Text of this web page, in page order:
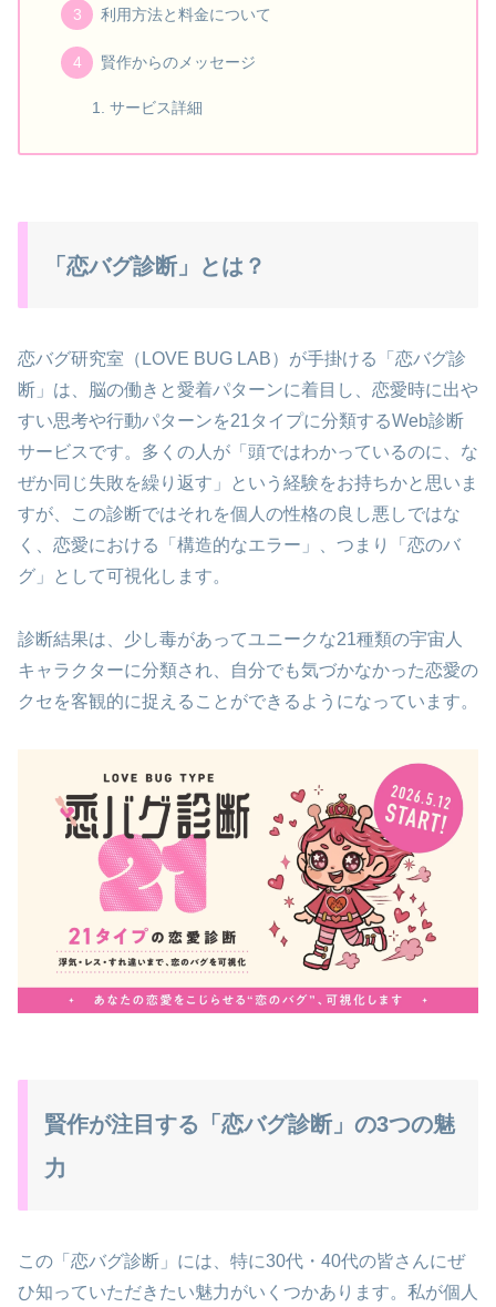
利用方法と料金について
賢作からのメッセージ
サービス詳細
「恋バグ診断」とは？
恋バグ研究室（LOVE BUG LAB）が手掛ける「恋バグ診
断」は、脳の働きと愛着パターンに着目し、恋愛時に出や
すい思考や行動パターンを21タイプに分類するWeb診断
サービスです。多くの人が「頭ではわかっているのに、な
ぜか同じ失敗を繰り返す」という経験をお持ちかと思いま
すが、この診断ではそれを個人の性格の良し悪しではな
く、恋愛における「構造的なエラー」、つまり「恋のバ
グ」として可視化します。
診断結果は、少し毒があってユニークな21種類の宇宙人
キャラクターに分類され、自分でも気づかなかった恋愛の
クセを客観的に捉えることができるようになっています。
賢作が注目する「恋バグ診断」の3つの魅
力
この「恋バグ診断」には、特に30代・40代の皆さんにぜ
ひ知っていただきたい魅力がいくつかあります。私が個人